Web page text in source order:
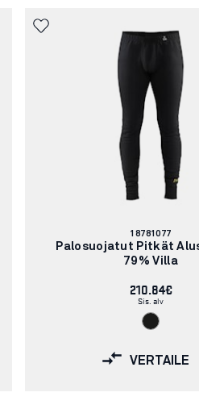
Tuotenumero:
18781077
Palosuojatut Pitkät
79% Villa
210.84€
Sis. alv
VERTAILE